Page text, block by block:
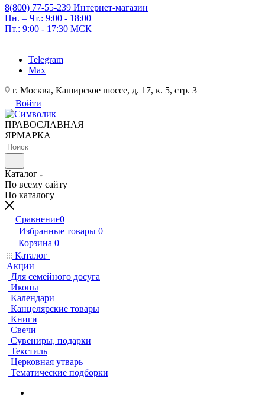
8(800) 77-55-239 Интернет-магазин
Пн. – Чт.: 9:00 - 18:00
Пт.: 9:00 - 17:30 МСК
Telegram
Max
г. Москва, Каширское шоссе, д. 17, к. 5, стр. 3
Войти
ПРАВОСЛАВНАЯ
ЯРМАРКА
Каталог
По всему сайту
По каталогу
Сравнение0
Избранные товары 0
Корзина 0
Каталог
Акции
Для семейного досуга
Иконы
Календари
Канцелярские товары
Книги
Свечи
Сувениры, подарки
Текстиль
Церковная утварь
Тематические подборки